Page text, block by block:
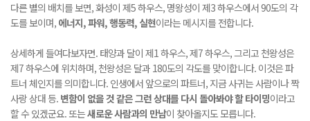
다른 별의 배치를 보면, 화성이 제5 하우스, 명왕성이 제3 하우스에서 90도의 각
도를 보이며, 에너지, 파워, 행동력, 실현이라는 메시지를 전합니다.
상세하게 들여다보자면. 태양과 달이 제1 하우스, 제7 하우스, 그리고 천왕성은
제7 하우스에 위치하며, 천왕성은 달과 180도의 각도를 맞이합니다. 이것은 파
트너 체인지를 의미합니다. 인생에서 앞으로의 파트너, 지금 사귀는 사람이나 짝
사랑 상대 등. 변함이 없을 것 같은 그런 상대를 다시 돌아봐야 할 타이밍이라고
할 수 있겠군요. 또는새로운 사람과의 만남이 찾아올지도 모릅니다.